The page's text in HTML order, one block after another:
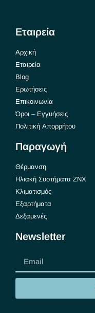
Εταιρεία
Αρχική
Εταιρεία
Blog
Ερωτήσεις
Επικοινωνία
Όροι – Εγγυήσεις
Πολιτική Απορρήτου
Παραγωγή
Θέρμανση
Ηλιακή Συστήματα ΖΝΧ
Κλιματισμός
Εξαρτήματα
Δεξαμενές
Newsletter